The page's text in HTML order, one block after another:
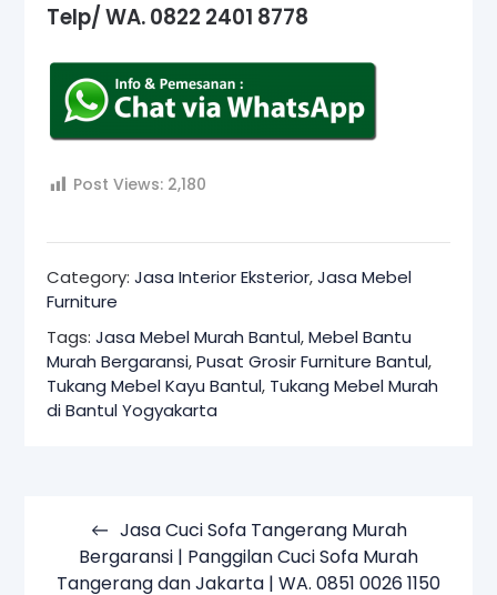
Telp/ WA. 0822 2401 8778
Post Views: 2,180
Category:Jasa Interior Eksterior,Jasa Mebel
Furniture
Tags:Jasa Mebel Murah Bantul,Mebel Bantu
Murah Bergaransi,Pusat Grosir Furniture Bantul,
Tukang Mebel Kayu Bantul, Tukang Mebel Murah
di Bantul Yogyakarta
Jasa Cuci Sofa Tangerang Murah
Bergaransi | Panggilan Cuci Sofa Murah
Tangerang dan Jakarta | WA. 0851 0026 1150